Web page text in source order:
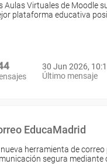
Aulas Virtuales de Moodle
plataforma educativa
30 Jun 2026,
Último mensaje
EducaMadrid
nueva herramienta de correo
segura mediante